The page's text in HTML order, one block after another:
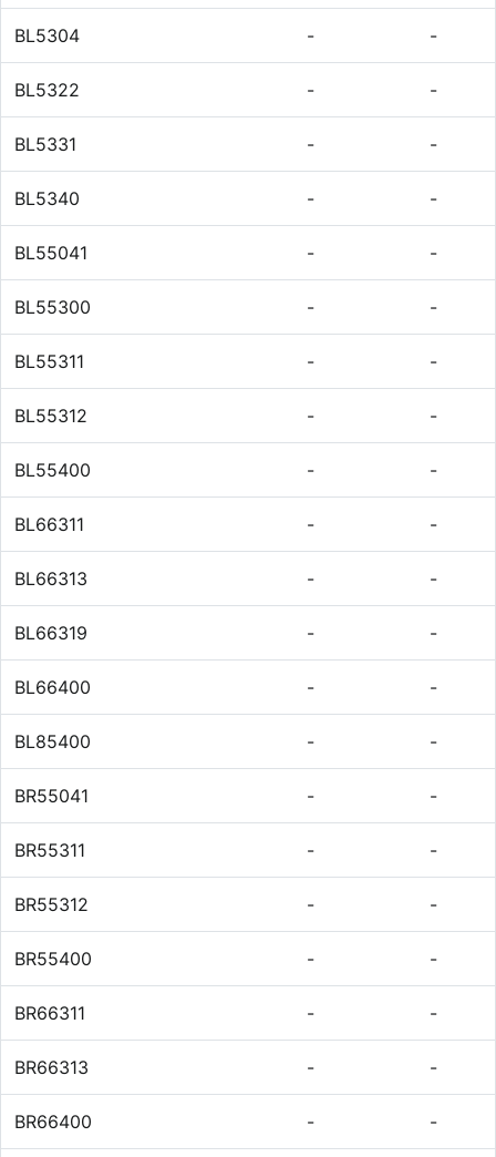
BL5304 - -
BL5322 - -
BL5331 - -
BL5340 - -
BL55041 - -
BL55300 - -
BL55311 - -
BL55312 - -
BL55400 - -
BL66311 - -
BL66313 - -
BL66319 - -
BL66400 - -
BL85400 - -
BR55041 - -
BR55311 - -
BR55312 - -
BR55400 - -
BR66311 - -
BR66313 - -
BR66400 - -